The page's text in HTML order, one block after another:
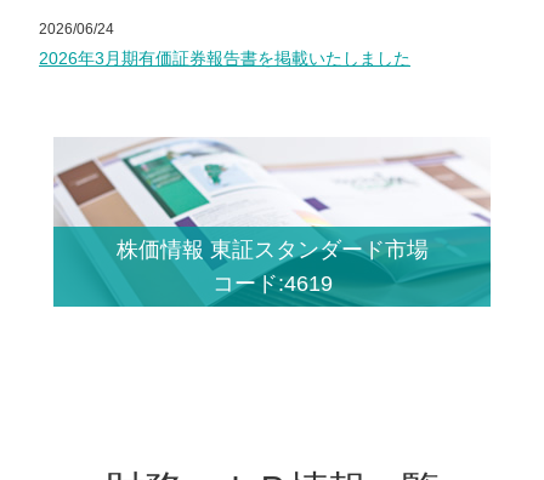
2026/06/24
2026年3月期有価証券報告書を掲載いたしました
株価情報 東証スタンダード市場
コード:4619